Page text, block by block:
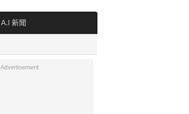
A.I 新聞
Advertisement